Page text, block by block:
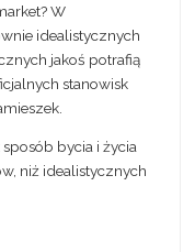
W
idealistycznych
jakoś potrafią
stanowisk
bycia i życia
niż idealistycznych